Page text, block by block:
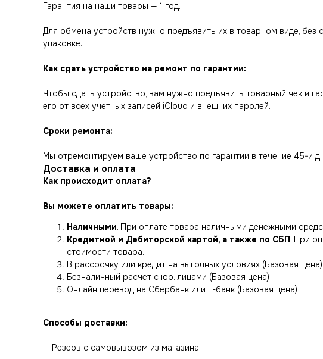
Гарантия на наши товары — 1 год.
Для обмена устройств нужно предъявить их в товарном виде, без
упаковке.
Как сдать устройство на ремонт по гарантии:
Чтобы сдать устройство, вам нужно предъявить товарный чек и
его от всех учетных записей iCloud и внешних паролей.
Сроки ремонта:
Мы отремонтируем ваше устройство по гарантии в течение 45-и
Доставка и оплата
Как происходит оплата?
Вы можете оплатить товары:
Наличными. При оплате товара наличными денежными
Кредитной и Дебиторской картой, а также по СБП. При
стоимости товара.
В рассрочку или кредит на выгодных условиях (Базовая цена)
Безналичный расчет с юр. лицами (Базовая цена)
Онлайн перевод на Сбербанк или Т-банк (Базовая цена)
Способы доставки:
— Резерв с самовывозом из магазина.